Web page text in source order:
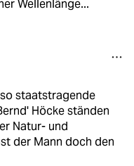
Wellenlänge...
staatstragende
Höcke ständen
Natur- und
der Mann doch den